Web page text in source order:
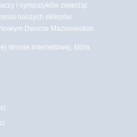
i sympatyków zwierząt
naszych sklepów
Dworze Mazowieckim
stronie internetowej, która